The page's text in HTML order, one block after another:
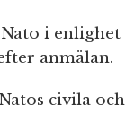
i enlighet
anmälan.
civila och